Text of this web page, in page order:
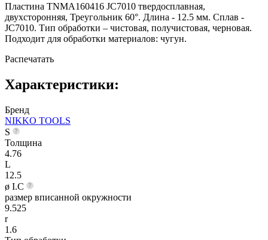
Пластина TNMA160416 JC7010 твердосплавная,
двухсторонняя, Треугольник 60°. Длина - 12.5 мм. Сплав -
JC7010. Тип обработки – чистовая, получистовая, черновая.
Подходит для обработки материалов: чугун.
Распечатать
Характеристики:
Бренд
NIKKO TOOLS
S
Толщина
4.76
L
12.5
ø I.C
размер вписанной окружности
9.525
r
1.6